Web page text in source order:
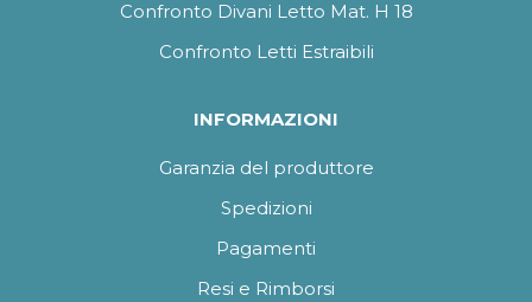
Confronto Divani Letto Mat. H 18
Confronto Letti Estraibili
INFORMAZIONI
Garanzia del produttore
Spedizioni
Pagamenti
Resi e Rimborsi